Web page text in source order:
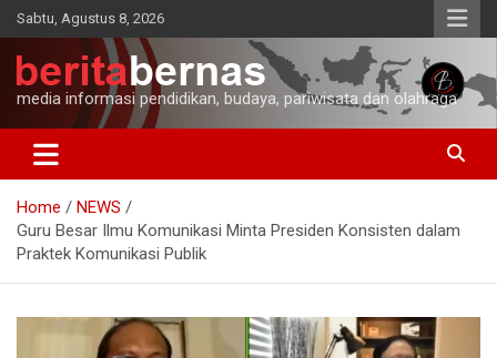
Skip
to
content
Sabtu, Agustus 8, 2026
media informasi pendidikan, budaya, pariwisata dan olahraga
Home
NEWS
Guru Besar Ilmu Komunikasi Minta Presiden Konsisten dalam
Praktek Komunikasi Publik